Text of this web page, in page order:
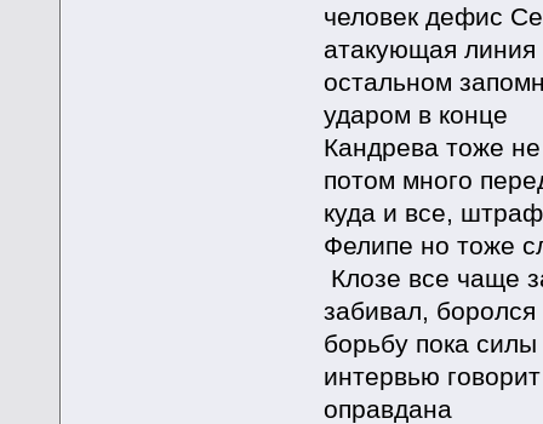
человек дефис
атакующая
остальном
ударом в конце
Кандрева тоже
потом много
куда и все,
Фелипе но тоже
Клозе все чаще
забивал,
борьбу пока
интервью
оправдана